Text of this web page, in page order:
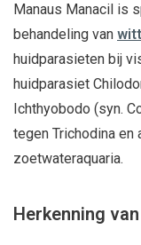
Manaus Manacil is
behandeling van
huidparasieten bij
huidparasiet
Ichthyobodo (syn.
tegen Trichodina
zoetwateraquaria.
Herkenning